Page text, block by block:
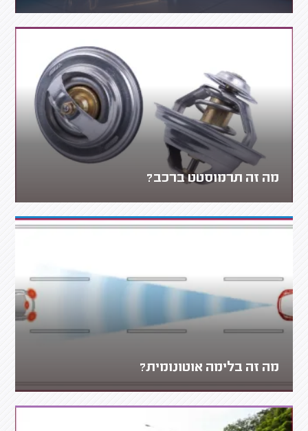
מה זה תרמוסטט ברכב?
מה זה בלימה אוטונומית?